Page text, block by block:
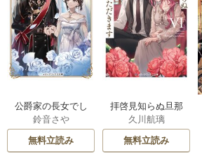
公爵家の長女でし
た
鈴音さや
無料立読み
拝啓見知らぬ旦那
様、離婚していた
だきます
久川航璃
無料立読み